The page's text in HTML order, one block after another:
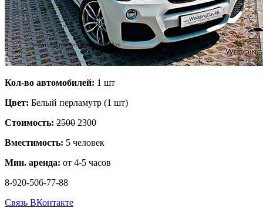
Кол-во автомобилей: 1 шт
Цвет: Белый перламутр (1 шт)
Стоимость: 2500 2300
Вместимость: 5 человек
Мин. аренда: от 4-5 часов
8-920-506-77-88
Связь ВКонтакте